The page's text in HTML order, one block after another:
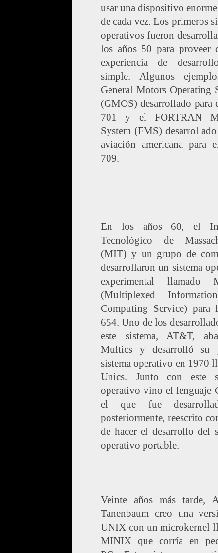
usar una dispositivo
de cada vez. Los primeros
operativos fueron
los años 50 para proveer
experiencia de
simple. Algunos
General Motors Operating
(GMOS) desarrollado para
701 y el FORTRAN
System (FMS)
aviación americana para
709.
En los años 60, el
Tecnológico de
(MIT) y un grupo de
desarrollaron un sistema
experimental llamado
(Multiplexed
Computing Service) para
654. Uno de los
este sistema, AT&T,
Multics y desarrolló su
sistema operativo en 1970
Unics. Junto con este
operativo vino el lenguaje
el que fue
posteriormente, reescrito
de hacer el desarrollo del
operativo portable.
Veinte años más tarde,
Tanenbaum creo una
UNIX con un microkernel
MINIX que corría en